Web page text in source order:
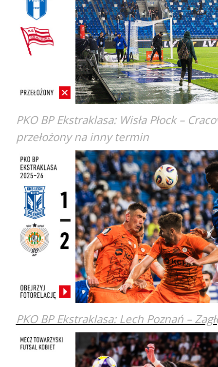
PKO BP Ekstraklasa: Wisła Płock –
przełożony na inny termin
PKO BP Ekstraklasa: Lech Poznań –